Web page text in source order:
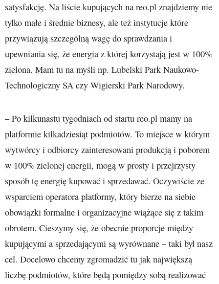
satysfakcję. Na liście kupujących na reo.pl znajdziemy nie
tylko małe i średnie biznesy, ale też instytucje które
przywiązują szczególną wagę do sprawdzania i
upewniania się, że energia z której korzystają jest w 100%
zielona. Mam tu na myśli np. Lubelski Park Naukowo-
Technologiczny SA czy Wigierski Park Narodowy.
– Po kilkunastu tygodniach od startu reo.pl mamy na
platformie kilkadziesiąt podmiotów. To miejsce w którym
wytwórcy i odbiorcy zainteresowani produkcją i poborem
w 100% zielonej energii, mogą w prosty i przejrzysty
sposób tę energię kupować i sprzedawać. Oczywiście ze
wsparciem operatora platformy, który bierze na siebie
obowiązki formalne i organizacyjne wiążące się z takim
obrotem. Cieszymy się, że obecnie proporcje między
kupującymi a sprzedającymi są wyrównane – taki był nasz
cel. Docelowo chcemy zgromadzić tu jak największą
liczbę podmiotów, które będą pomiędzy sobą realizować